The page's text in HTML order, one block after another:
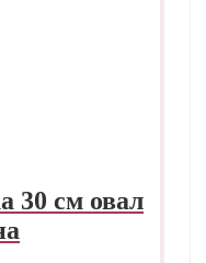
30 см овал